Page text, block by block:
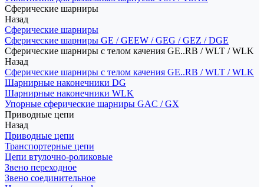
Сферические шарниры
Назад
Сферические шарниры
Сферические шарниры GE / GEEW / GEG / GEZ / DGE
Сферические шарниры с телом качения GE..RB / WLT / WLK
Назад
Сферические шарниры с телом качения GE..RB / WLT / WLK
Шарнирные наконечники DG
Шарнирные наконечники WLK
Упорные сферические шарниры GAC / GX
Приводные цепи
Назад
Приводные цепи
Транспортерные цепи
Цепи втулочно-роликовые
Звено переходное
Звено соединительное